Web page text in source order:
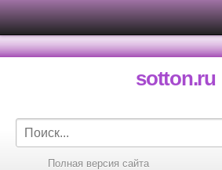
sotton.ru
Полная версия сайта